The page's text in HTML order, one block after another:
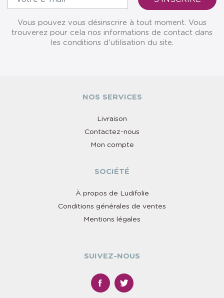
Vous pouvez vous désinscrire à tout moment. Vous
trouverez pour cela nos informations de contact dans
les conditions d'utilisation du site.
NOS SERVICES
Livraison
Contactez-nous
Mon compte
SOCIÉTÉ
À propos de Ludifolie
Conditions générales de ventes
Mentions légales
SUIVEZ-NOUS